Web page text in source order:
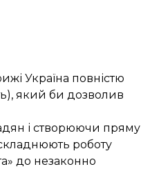
Україна повністю
який би дозволив
і створюючи пряму
роботу
до незаконно